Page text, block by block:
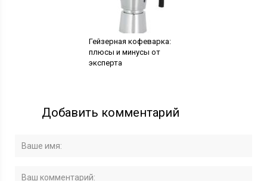
Гейзерная кофеварка:
плюсы и минусы от
эксперта
Добавить комментарий